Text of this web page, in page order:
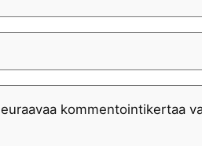
kommentointikertaa